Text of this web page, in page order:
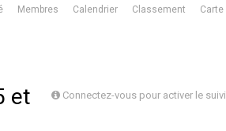
Membres Calendrier Classement Carte
Connectez-vous pour activer le suivi
et